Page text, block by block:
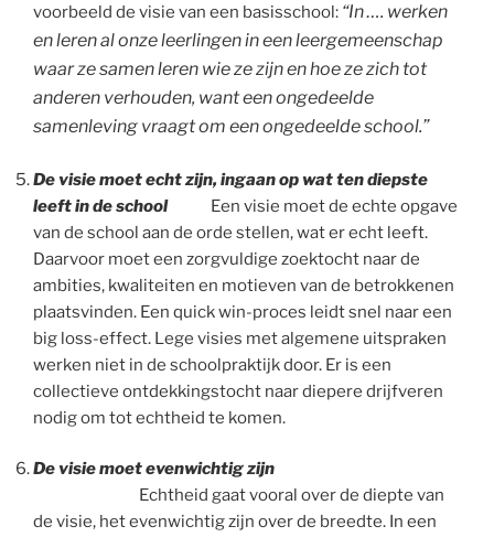
voorbeeld de visie van een basisschool: “In …. werken
en leren al onze leerlingen in een leergemeenschap
waar ze samen leren wie ze zijn en hoe ze zich tot
anderen verhouden, want een ongedeelde
samenleving vraagt om een ongedeelde school.”
De visie moet echt zijn, ingaan op wat ten diepste
leeft in de school Een visie moet de echte opgave
van de school aan de orde stellen, wat er echt leeft.
Daarvoor moet een zorgvuldige zoektocht naar de
ambities, kwaliteiten en motieven van de betrokkenen
plaatsvinden. Een quick win-proces leidt snel naar een
big loss-effect. Lege visies met algemene uitspraken
werken niet in de schoolpraktijk door. Er is een
collectieve ontdekkingstocht naar diepere drijfveren
nodig om tot echtheid te komen.
De visie moet evenwichtig zijn
Echtheid gaat vooral over de diepte van
de visie, het evenwichtig zijn over de breedte. In een